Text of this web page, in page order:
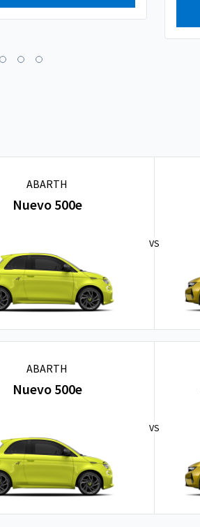
ABARTH
Nuevo 500e
VS
ABARTH
Nuevo 500e
VS